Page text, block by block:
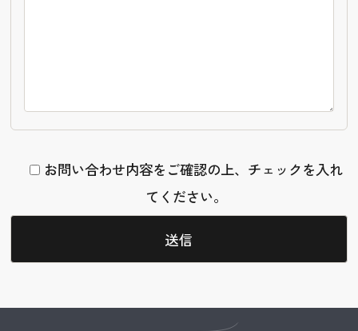
お問い合わせ内容をご確認の上、チェックを入れ
てください。